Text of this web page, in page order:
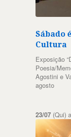
Sábado
Cultura
Exposição
Poesia/
Agostini e
agosto
23/07 (Qui) a